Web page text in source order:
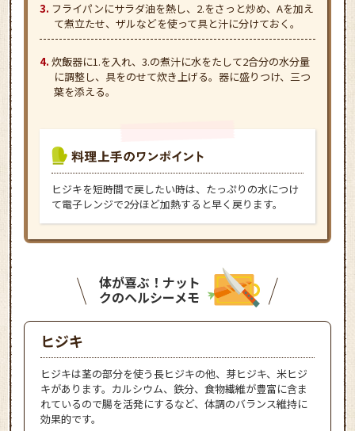
フライパンにサラダ油を熱し、2.をさっと炒め、Aを加え
て煮立たせ、ザルなどを使って具と汁に分けておく。
炊飯器に1.を入れ、3.の煮汁に水をたして2合分の水分量
に調整し、具をのせて炊き上げる。器に盛りつけ、三つ
葉を添える。
ヒジキを短時間で戻したい時は、たっぷりの水につけ
て電子レンジで2分ほど加熱すると早く戻ります。
体が喜ぶ！ナット
クのヘルシーメモ
ヒジキ
ヒジキは茎の部分を使う長ヒジキの他、芽ヒジキ、米ヒジ
キがあります。カルシウム、鉄分、食物繊維が豊富に含ま
れているので腸を活発にするなど、体調のバランス維持に
効果的です。